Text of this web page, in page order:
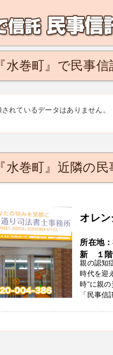
信託 民事信託相談ネットで解決！
門家が解決致します！
水巻町』で民事
れているデータはありません。
水巻町』近隣の
オレ
所在地
新 １階
親の認知
時代を迎
時”に親
「民事